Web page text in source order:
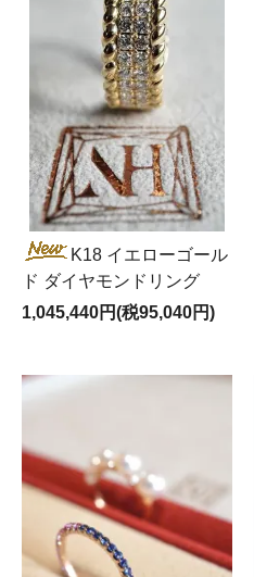
K18 イエローゴール
ド ダイヤモンドリング
1,045,440円(税95,040円)